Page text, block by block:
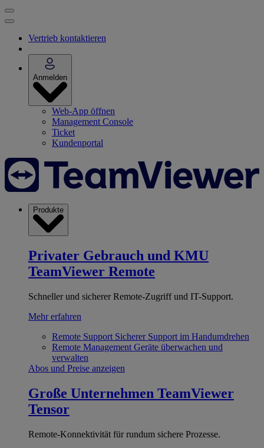
Vertrieb kontaktieren
Anmelden
Web-App öffnen
Management Console
Ticket
Kundenportal
Produkte
Privater Gebrauch und KMU
TeamViewer Remote
Schneller und sicherer Remote-Zugriff und IT-Support.
Mehr erfahren
Remote Support Sicherer Support im Handumdrehen
Remote Management Geräte überwachen und
verwalten
Abos und Preise anzeigen
Große Unternehmen TeamViewer
Tensor
Remote-Konnektivität für rundum sichere Prozesse.